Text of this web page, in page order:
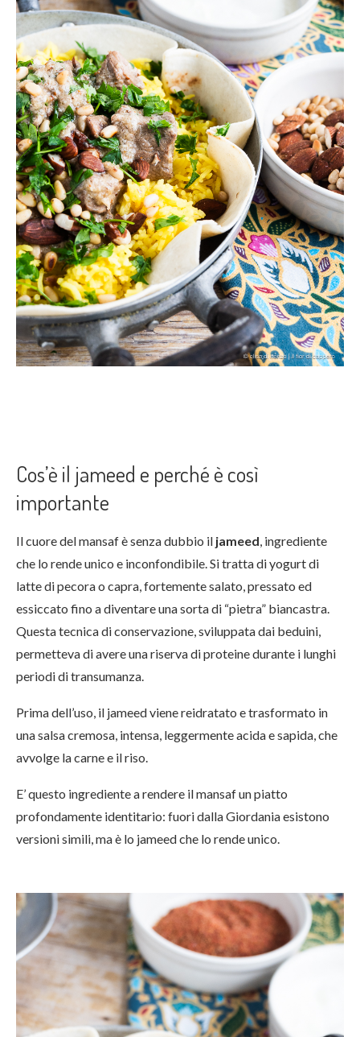
Cos’è il jameed e perché è così
importante
Il cuore del mansaf è senza dubbio il jameed , ingrediente
che lo rende unico e inconfondibile. Si tratta di yogurt di
latte di pecora o capra, fortemente salato, pressato ed
essiccato fino a diventare una sorta di “pietra” biancastra.
Questa tecnica di conservazione, sviluppata dai beduini,
permetteva di avere una riserva di proteine durante i lunghi
periodi di transumanza.
Prima dell’uso, il jameed viene reidratato e trasformato in
una salsa cremosa, intensa, leggermente acida e sapida, che
avvolge la carne e il riso.
E’ questo ingrediente a rendere il mansaf un piatto
profondamente identitario: fuori dalla Giordania esistono
versioni simili, ma è lo jameed che lo rende unico.